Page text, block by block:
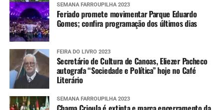
SEMANA FARROUPILHA 2023
Feriado promete movimentar Parque Eduardo
Gomes; confira programação dos últimos dias
FEIRA DO LIVRO 2023
Secretário de Cultura de Canoas, Eliezer Pacheco
autografa “Sociedade e Política” hoje no Café
Literário
SEMANA FARROUPILHA 2023